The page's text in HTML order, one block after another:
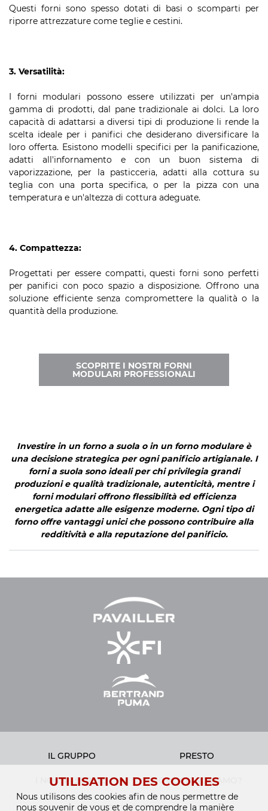
UTILISATION DES COOKIES
Nous utilisons des cookies afin de nous permettre de
nous souvenir de vous et de comprendre la manière
Questi forni sono spesso dotati di basi o scomparti per
riporre attrezzature come teglie e cestini.
3. Versatilità:
I forni modulari possono essere utilizzati per un'ampia
gamma di prodotti, dal pane tradizionale ai dolci. La loro
capacità di adattarsi a diversi tipi di produzione li rende la
scelta ideale per i panifici che desiderano diversificare la
loro offerta. Esistono modelli specifici per la panificazione,
adatti all'infornamento e con un buon sistema di
vaporizzazione, per la pasticceria, adatti alla cottura su
teglia con una porta specifica, o per la pizza con una
temperatura e un'altezza di cottura adeguate.
4. Compattezza:
Progettati per essere compatti, questi forni sono perfetti
per panifici con poco spazio a disposizione. Offrono una
soluzione efficiente senza compromettere la qualità o la
quantità della produzione.
SCOPRITE I NOSTRI FORNI
MODULARI PROFESSIONALI
Investire in un forno a suola o in un forno modulare è
una decisione strategica per ogni panificio artigianale. I
forni a suola sono ideali per chi privilegia grandi
produzioni e qualità tradizionale, autenticità, mentre i
forni modulari offrono flessibilità ed efficienza
energetica adatte alle esigenze moderne. Ogni tipo di
forno offre vantaggi unici che possono contribuire alla
redditività e alla reputazione del panificio.
IL GRUPPO PRESTO
I NOSTRI SERVIZI DOVE CI TROVIAMO?